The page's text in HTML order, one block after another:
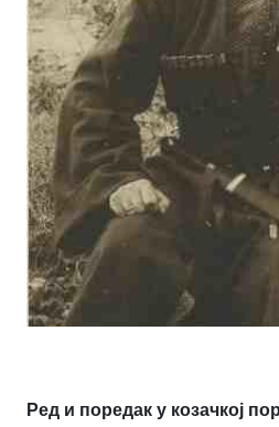
Ред и поредак у козачкој